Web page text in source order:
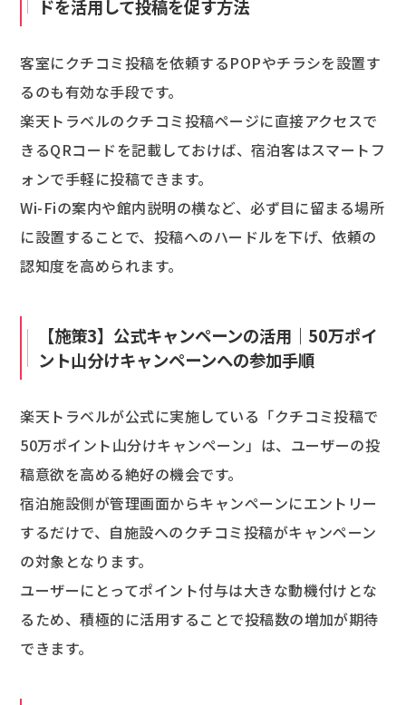
ドを活用して投稿を促す方法
客室にクチコミ投稿を依頼するPOPやチラシを設置す
るのも有効な手段です。
楽天トラベルのクチコミ投稿ページに直接アクセスで
きるQRコードを記載しておけば、宿泊客はスマートフ
ォンで手軽に投稿できます。
Wi-Fiの案内や館内説明の横など、必ず目に留まる場所
に設置することで、投稿へのハードルを下げ、依頼の
認知度を高められます。
【施策3】公式キャンペーンの活用｜50万ポイ
ント山分けキャンペーンへの参加手順
楽天トラベルが公式に実施している「クチコミ投稿で
50万ポイント山分けキャンペーン」は、ユーザーの投
稿意欲を高める絶好の機会です。
宿泊施設側が管理画面からキャンペーンにエントリー
するだけで、自施設へのクチコミ投稿がキャンペーン
の対象となります。
ユーザーにとってポイント付与は大きな動機付けとな
るため、積極的に活用することで投稿数の増加が期待
できます。